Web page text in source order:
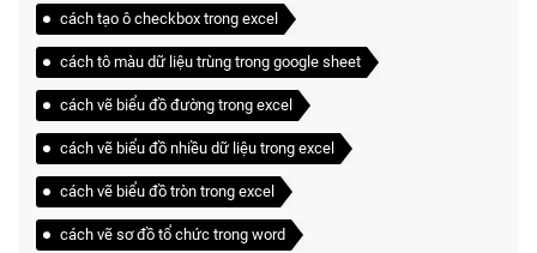
cách tạo ô checkbox trong excel
cách tô màu dữ liệu trùng trong google sheet
cách vẽ biểu đồ đường trong excel
cách vẽ biểu đồ nhiều dữ liệu trong excel
cách vẽ biểu đồ tròn trong excel
cách vẽ sơ đồ tổ chức trong word